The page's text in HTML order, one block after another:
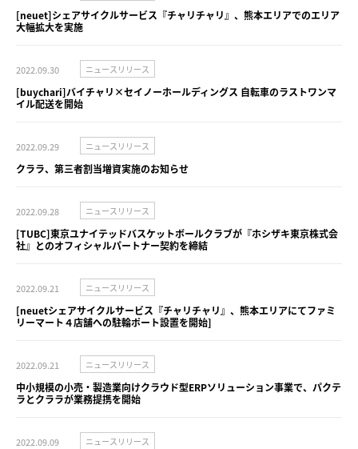
[neuet]シェアサイクルサービス『チャリチャリ』、熊本エリアでのエリア
大幅拡大を実施
2022.09.30 ニュースリリース
[buychari]バイチャリ×セイノーホールディングス 自転車のラストワンマ
イル配送を開始
2022.09.29 ニュースリリース
クララ、第三者割当増資実施のお知らせ
2022.09.28 ニュースリリース
[TUBC]東京ユナイテッドバスケットボールクラブが『ホシザキ東京株式会
社』とのオフィシャルパートナー契約を締結
2022.09.21 ニュースリリース
[neuetシェアサイクルサービス『チャリチャリ』、熊本エリアにてファミ
リーマート４店舗への駐輪ポート設置を開始]
2022.09.21 ニュースリリース
中小規模の小売・製造業向けクラウド型ERPソリューション事業で、パクテ
ラとクララが業務提携を開始
2022.09.09 ニュースリリース